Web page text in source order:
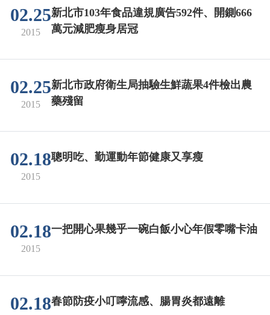
02.25
2015
新北市103年食品違規廣告592件、開鍘666
萬元減肥瘦身居冠
02.25
2015
新北市政府衛生局抽驗生鮮蔬果4件檢出農
藥殘留
02.18
2015
聰明吃、勤運動年節健康又享瘦
02.18
2015
一把開心果幾乎一碗白飯小心年假零嘴卡油
02.18春節防疫小叮嚀流感、腸胃炎都遠離